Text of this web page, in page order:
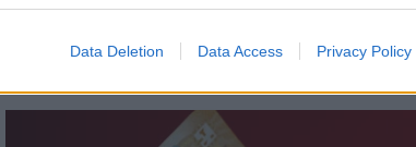
Data Deletion Data Access Privacy Policy
A legkedvezőbb konstrukció megtalálása nagyban
függ az igazolt jövedelemtől, a hitelösszegtől, a
feltételektől is.